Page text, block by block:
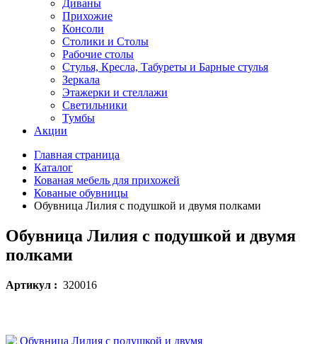
Диваны
Прихожие
Консоли
Столики и Столы
Рабочие столы
Стулья, Кресла, Табуреты и Барные стулья
Зеркала
Этажерки и стеллажи
Светильники
Тумбы
Акции
Главная страница
Каталог
Кованая мебель для прихожей
Кованые обувницы
Обувница Лилия с подушкой и двумя полками
Обувница Лилия с подушкой и двумя
полками
Артикул : 320016